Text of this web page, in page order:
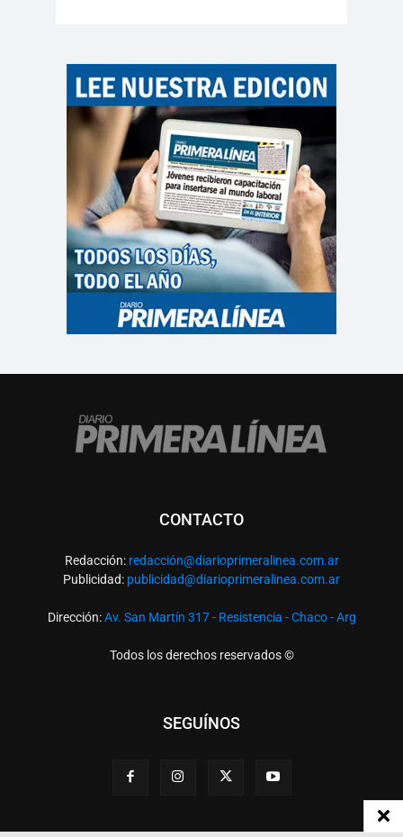
CONTACTO
Redacción: redacción@diarioprimeralinea.com.ar
Publicidad: publicidad@diarioprimeralinea.com.ar
Dirección:Av. San Martín 317 - Resistencia - Chaco - Arg
Todos los derechos reservados ©
SEGUÍNOS